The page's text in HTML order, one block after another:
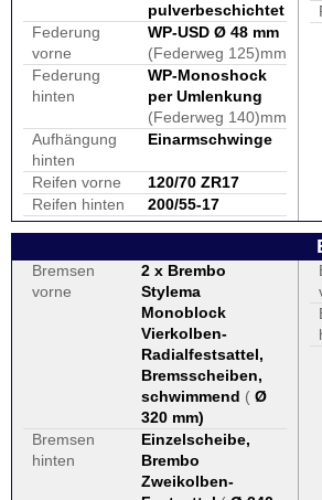
pulverbeschichtet
Federung
vorne
WP-USD Ø 48 mm
(Federweg 125)mm
Federung
hinten
WP-Monoshock
per Umlenkung
(Federweg 140)mm
Aufhängung
hinten
Einarmschwinge
Reifen vorne
120/70 ZR17
Reifen hinten
200/55-17
Bremsen
vorne
2 x Brembo
Stylema
Monoblock
Vierkolben-
Radialfestsattel,
Bremsscheiben,
schwimmend ( Ø
320 mm)
Bremsen
hinten
Einzelscheibe,
Brembo
Zweikolben-